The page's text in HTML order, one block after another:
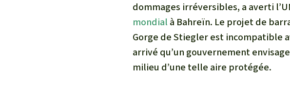
dommages irréversibles, a averti
mondial à Bahreïn. Le projet de
Gorge de Stiegler est incompatible
arrivé qu’un gouvernement
milieu d’une telle aire protégée.